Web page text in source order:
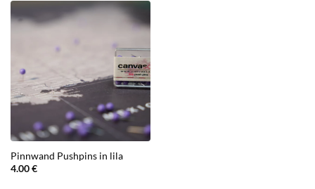
Pinnwand Pushpins in lila
4.00€